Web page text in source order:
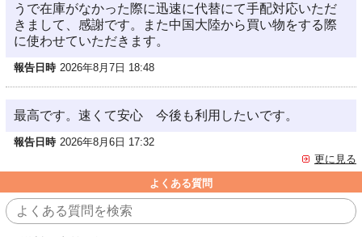
うで在庫がなかった際に迅速に代替にて手配対応いただ
きまして、感謝です。また中国大陸から買い物をする際
に使わせていただきます。
報告日時 2026年8月7日 18:48
最高です。速くて安心 今後も利用したいです。
報告日時 2026年8月6日 17:32
更に見る
よくある質問